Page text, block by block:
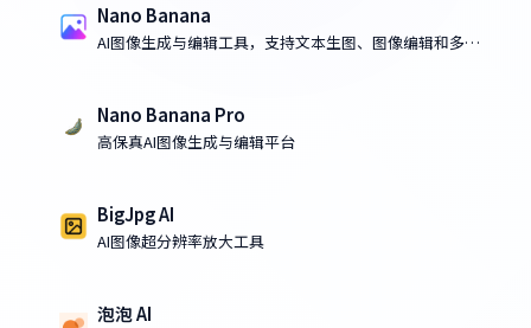
Nano Banana
AI图像生成与编辑工具，支持文本生图、图像编辑和多图
Nano Banana Pro
高保真AI图像生成与编辑平台
BigJpg AI
AI图像超分辨率放大工具
泡泡 AI